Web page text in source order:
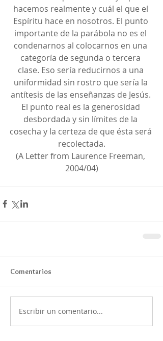
hacemos realmente y cuál el que el
Espíritu hace en nosotros. El punto
importante de la parábola no es el
condenarnos al colocarnos en una
categoría de segunda o tercera
clase. Eso sería reducirnos a una
uniformidad sin rostro que sería la
antítesis de las enseñanzas de Jesús.
El punto real es la generosidad
desbordada y sin límites de la
cosecha y la certeza de que ésta será
recolectada.
(A Letter from Laurence Freeman,
2004/04)
Comentarios
Escribir un comentario...